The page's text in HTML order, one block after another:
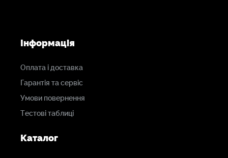
Інформація
Оплата і доставка
Гарантія та сервіс
Умови повернення
Тестові таблиці
Каталог